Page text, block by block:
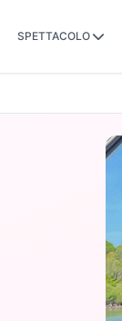
SPETTACOLO